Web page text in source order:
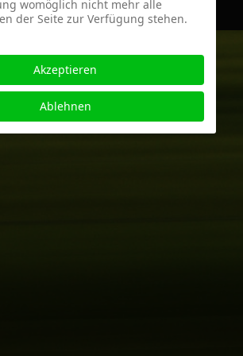
womöglich nicht mehr alle
der Seite zur Verfügung stehen.
Akzeptieren
Ablehnen